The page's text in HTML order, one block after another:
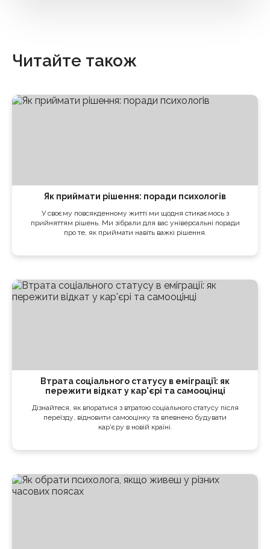
Читайте також
Як приймати рішення: поради психологів
У своєму повсякденному житті ми щодня стикаємось з
прийняттям рішень. Ми зібрали для вас універсальні поради
про те, як приймати навіть важкі рішення.
Втрата соціального статусу в еміграції: як
пережити відкат у кар'єрі та самооцінці
Дізнайтеся, як впоратися з втратою соціального статусу після
переїзду, відновити самооцінку та впевнено будувати
кар'єру в новій країні.